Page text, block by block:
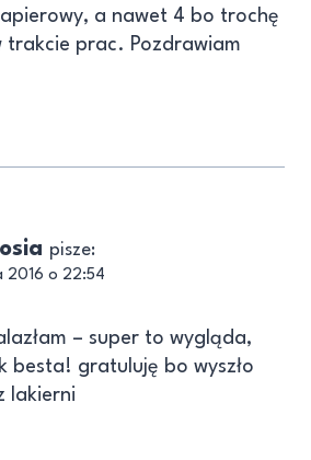
a nawet 4 bo trochę
trakcie prac. Pozdrawiam
pisze:
2016 o 22:54
– super to wygląda,
besta! gratuluję bo wyszło
lakierni